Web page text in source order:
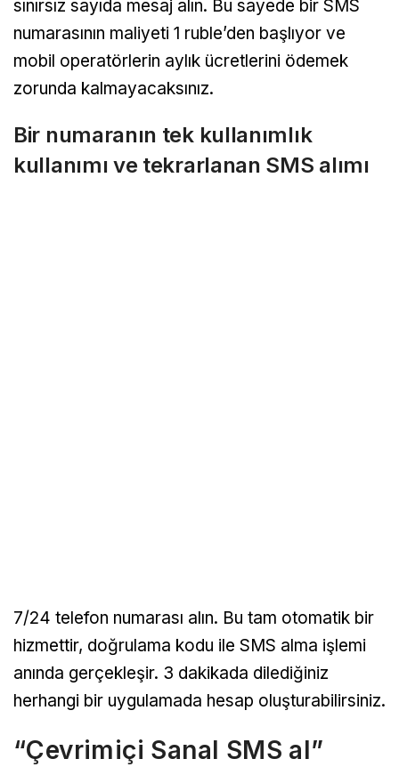
sınırsız sayıda mesaj alın. Bu sayede bir SMS
numarasının maliyeti 1 ruble’den başlıyor ve
mobil operatörlerin aylık ücretlerini ödemek
zorunda kalmayacaksınız.
Bir numaranın tek kullanımlık
kullanımı ve tekrarlanan SMS alımı
7/24 telefon numarası alın. Bu tam otomatik bir
hizmettir, doğrulama kodu ile SMS alma işlemi
anında gerçekleşir. 3 dakikada dilediğiniz
herhangi bir uygulamada hesap oluşturabilirsiniz.
“Çevrimiçi Sanal SMS al”